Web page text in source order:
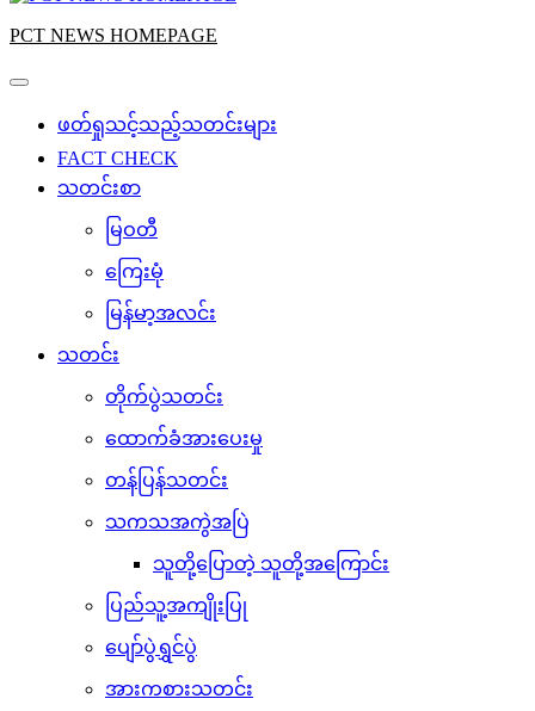
PCT NEWS HOMEPAGE
ဖတ်ရှုသင့်သည့်သတင်းများ
FACT CHECK
သတင်းစာ
မြဝတီ
ကြေးမုံ
မြန်မာ့အလင်း
သတင်း
တိုက်ပွဲသတင်း
ထောက်ခံအားပေးမှု
တန်ပြန်သတင်း
သကသအကွဲအပြဲ
သူတို့ပြောတဲ့ သူတို့အကြောင်း
ပြည်သူ့အကျိုးပြု
ပျော်ပွဲရွှင်ပွဲ
အားကစားသတင်း